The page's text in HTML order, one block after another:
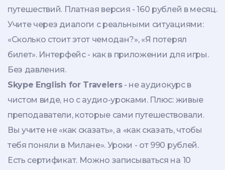
путешествий. Платная версия - 160 рублей в месяц.
Учите через диалоги с реальными ситуациями:
«Сколько стоит этот чемодан?», «Я потерял
билет». Интерфейс - как в приложении для игры.
Без давления.
Skype English for Travelers- не аудиокурс в
чистом виде, но с аудио-уроками. Плюс: живые
преподаватели, которые сами путешествовали.
Вы учите не «как сказать», а «как сказать, чтобы
тебя поняли в Милане». Уроки - от 990 рублей.
Есть сертификат. Можно записываться на 10